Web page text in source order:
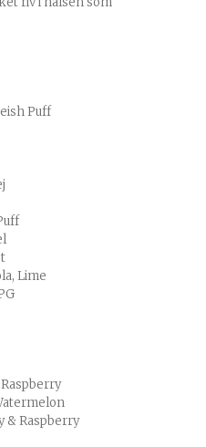
Puff
Lime
& Raspberry